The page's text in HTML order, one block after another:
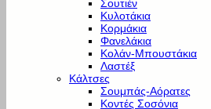
Σουτιέν
Κυλοτάκια
Κορμάκια
Φανελάκια
Κολάν-Μπουστάκια
Λαστέξ
Κάλτσες
Σουμπάς-Αόρατες
Κοντές Σοσόνια